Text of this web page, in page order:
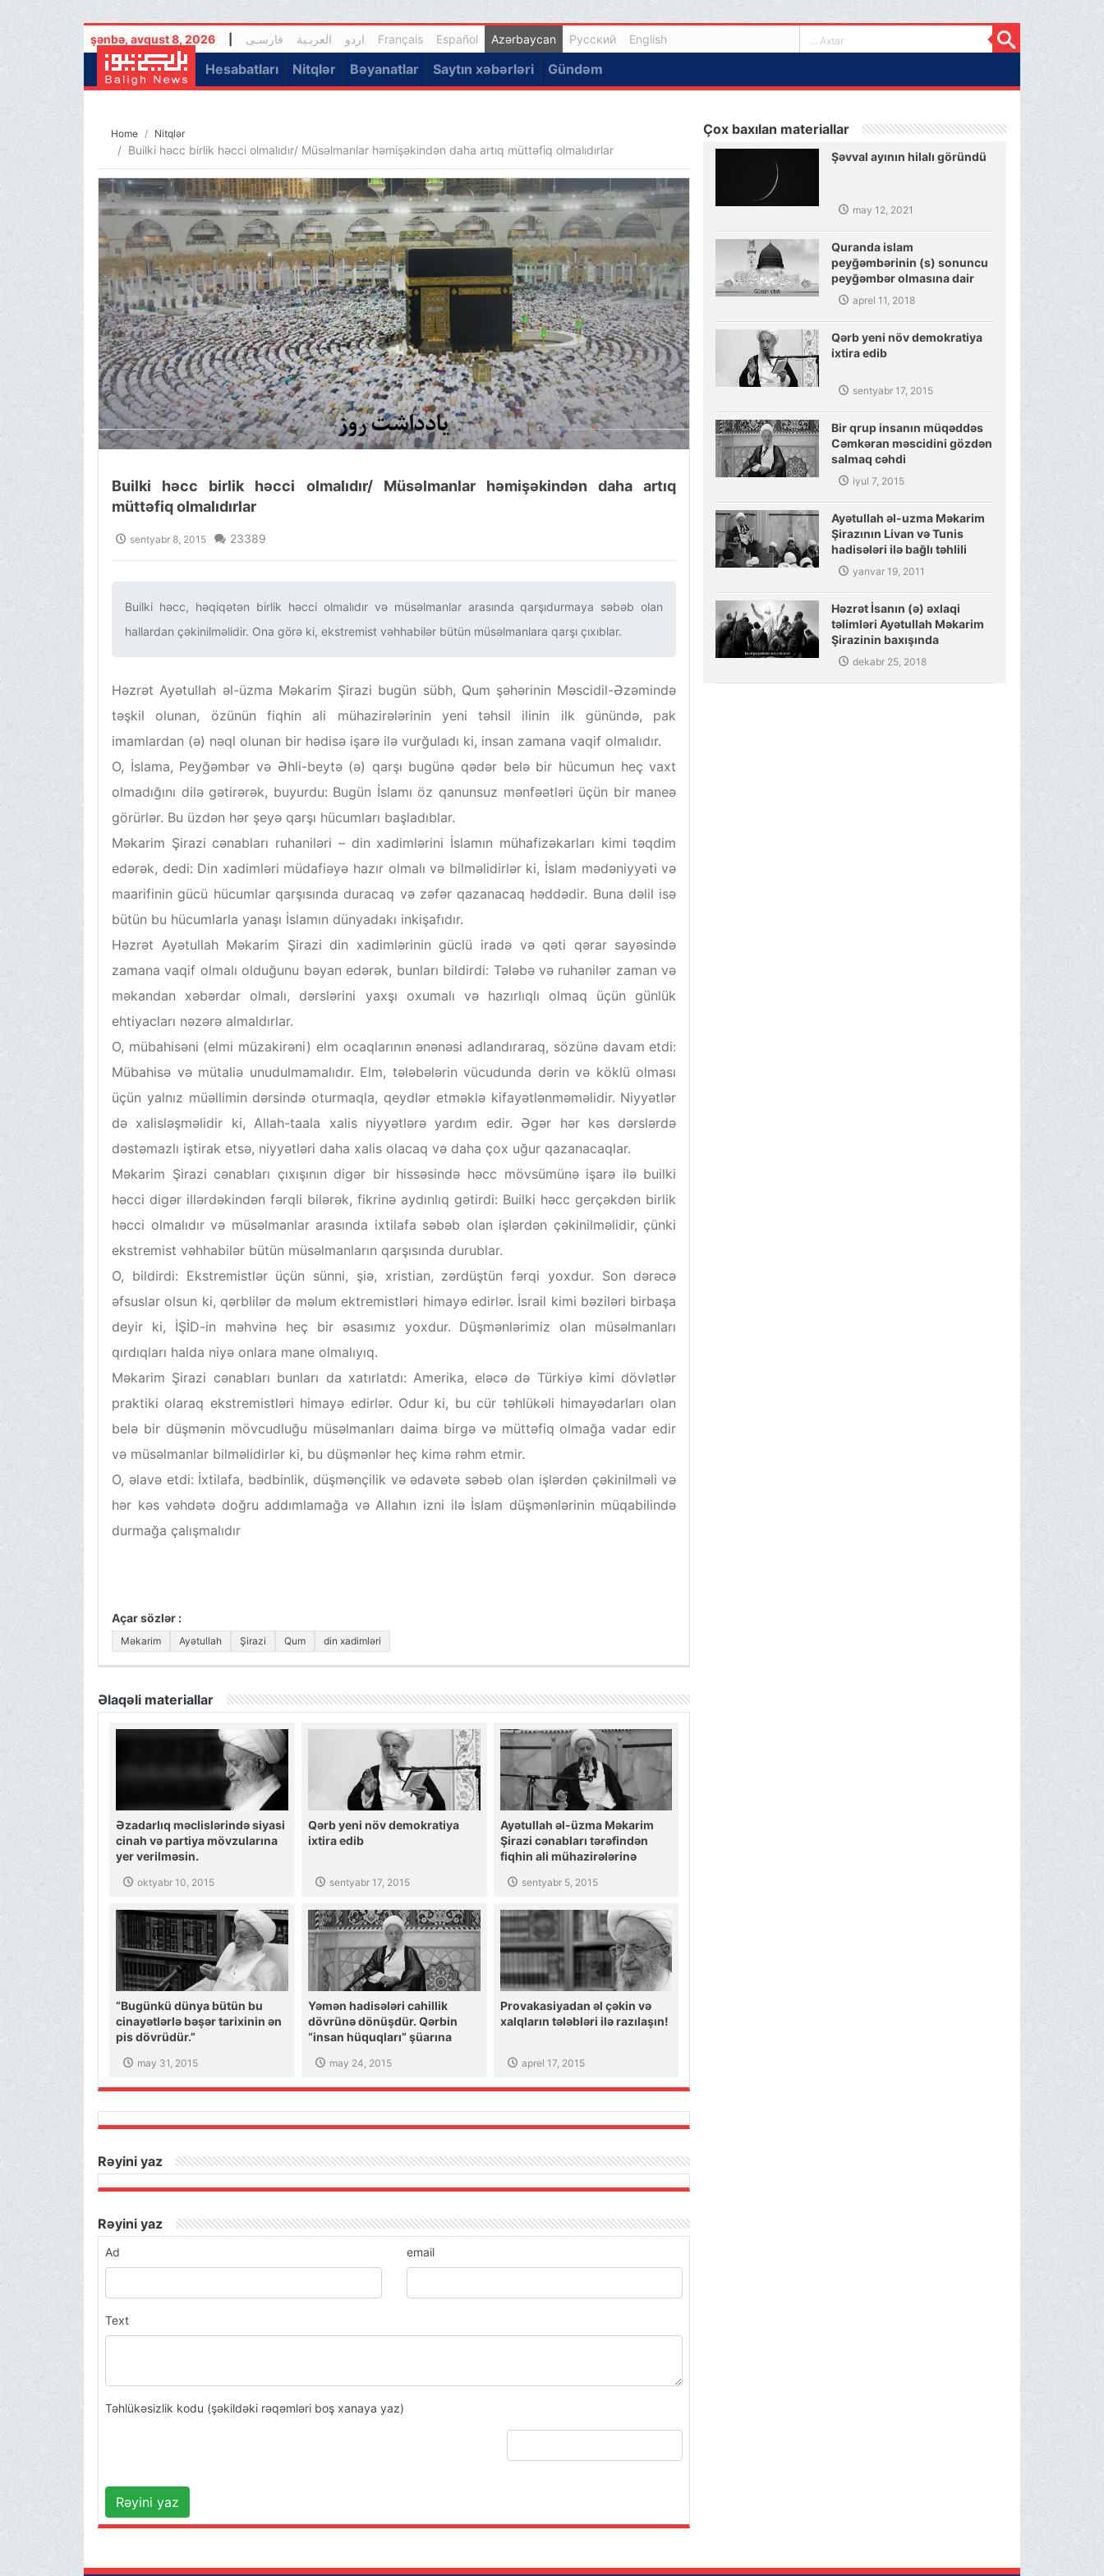
şənbə, avqust 8, 2026 فارسـی (current)
العربـیة اردو Français Español Azərbaycan Русский English
Hesabatları Nitqlər Bəyanatlar Saytın xəbərləri Gündəm
Home Nitqlər
Builki həcc birlik həcci olmalıdır/ Müsəlmanlar həmişəkindən daha artıq müttəfiq olmalıdırlar
Builki həcc birlik həcci olmalıdır/ Müsəlmanlar həmişəkindən daha artıq
müttəfiq olmalıdırlar
sentyabr 8, 2015 23389
Builki həcc, həqiqətən birlik həcci olmalıdır və müsəlmanlar arasında qarşıdurmaya səbəb olan
hallardan çəkinilməlidir. Ona görə ki, ekstremist vəhhabilər bütün müsəlmanlara qarşı çıxıblar.‌ ‌
Həzrət Ayətullah əl-üzma Məkarim Şirazi bugün sübh, Qum şəhərinin Məscidil-Əzəmində
təşkil olunan, özünün fiqhin ali mühazirələrinin yeni təhsil ilinin ilk günündə, pak
imamlardan (ə) nəql olunan bir hədisə işarə ilə vurğuladı ki, insan zamana vaqif olmalıdır.
O, İslama, Peyğəmbər və Əhli-beytə (ə) qarşı bugünə qədər belə bir hücumun heç vaxt
olmadığını dilə gətirərək, buyurdu: Bugün İslamı öz qanunsuz mənfəətləri üçün bir maneə
görürlər. Bu üzdən hər şeyə qarşı hücumları başladıblar.
Məkarim Şirazi cənabları ruhaniləri – din xadimlərini İslamın mühafizəkarları kimi təqdim
edərək, dedi: Din xadimləri müdafiəyə hazır olmalı və bilməlidirlər ki, İslam mədəniyyəti və
maarifinin gücü hücumlar qarşısında duracaq və zəfər qazanacaq həddədir. Buna dəlil isə
bütün bu hücumlarla yanaşı İslamın dünyadakı inkişafıdır.
Həzrət Ayətullah Məkarim Şirazi din xadimlərinin güclü iradə və qəti qərar sayəsində
zamana vaqif olmalı olduğunu bəyan edərək, bunları bildirdi: Tələbə və ruhanilər zaman və
məkandan xəbərdar olmalı, dərslərini yaxşı oxumalı və hazırlıqlı olmaq üçün günlük
ehtiyacları nəzərə almaldırlar.
O, mübahisəni (elmi müzakirəni) elm ocaqlarının ənənəsi adlandıraraq, sözünə davam etdi:
Mübahisə və mütaliə unudulmamalıdır. Elm, tələbələrin vücudunda dərin və köklü olması
üçün yalnız müəllimin dərsində oturmaqla, qeydlər etməklə kifayətlənməməlidir. Niyyətlər
də xalisləşməlidir ki, Allah-taala xalis niyyətlərə yardım edir. Əgər hər kəs dərslərdə
dəstəmazlı iştirak etsə, niyyətləri daha xalis olacaq və daha çox uğur qazanacaqlar.
Məkarim Şirazi cənabları çıxışının digər bir hissəsində həcc mövsümünə işarə ilə builki
həcci digər illərdəkindən fərqli bilərək, fikrinə aydınlıq gətirdi: Builki həcc gerçəkdən birlik
həcci olmalıdır və müsəlmanlar arasında ixtilafa səbəb olan işlərdən çəkinilməlidir, çünki
ekstremist vəhhabilər bütün müsəlmanların qarşısında durublar.
O, bildirdi: Ekstremistlər üçün sünni, şiə, xristian, zərdüştün fərqi yoxdur. Son dərəcə
əfsuslar olsun ki, qərblilər də məlum ektremistləri himayə edirlər. İsrail kimi bəziləri birbaşa
deyir ki, İŞİD-in məhvinə heç bir əsasımız yoxdur. Düşmənlərimiz olan müsəlmanları
qırdıqları halda niyə onlara mane olmalıyıq.
Məkarim Şirazi cənabları bunları da xatırlatdı: Amerika, eləcə də Türkiyə kimi dövlətlər
praktiki olaraq ekstremistləri himayə edirlər. Odur ki, bu cür təhlükəli himayədarları olan
belə bir düşmənin mövcudluğu müsəlmanları daima birgə və müttəfiq olmağa vadar edir
və müsəlmanlar bilməlidirlər ki, bu düşmənlər heç kimə rəhm etmir.
O, əlavə etdi: İxtilafa, bədbinlik, düşmənçilik və ədavətə səbəb olan işlərdən çəkinilməli və
hər kəs vəhdətə doğru addımlamağa və Allahın izni ilə İslam düşmənlərinin müqabilində
durmağa çalışmalıdır
Açar sözlər :
Məkarim Ayətullah Şirazi Qum din xadimləri
Əlaqəli materiallar
Əzadarlıq məclislərində siyasi
cinah və partiya mövzularına
yer verilməsin.
oktyabr 10, 2015
Qərb yeni növ demokratiya
ixtira edib
sentyabr 17, 2015
Ayətullah əl-üzma Məkarim
Şirazi cənabları tərəfindən
fiqhin ali mühazirələrinə
sentyabr 5, 2015
“Bugünkü dünya bütün bu
cinayətlərlə bəşər tarixinin ən
pis dövrüdür.”
may 31, 2015
Yəmən hadisələri cahillik
dövrünə dönüşdür. Qərbin
“insan hüquqları” şüarına
may 24, 2015
Provakasiyadan əl çəkin və
xalqların tələbləri ilə razılaşın!
aprel 17, 2015
Rəyini yaz
Rəyini yaz
Ad email
Text
Təhlükəsizlik kodu (şəkildəki rəqəmləri boş xanaya yaz)
Rəyini yaz
Çox baxılan materiallar
Şəvval ayının hilalı göründü
may 12, 2021
Quranda islam
peyğəmbərinin (s) sonuncu
peyğəmbər olmasına dair
sübutlar
aprel 11, 2018
Qərb yeni növ demokratiya
ixtira edib
sentyabr 17, 2015
Bir qrup insanın müqəddəs
Cəmkəran məscidini gözdən
salmaq cəhdi
iyul 7, 2015
Ayətullah əl-uzma Məkarim
Şirazının Livan və Tunis
hadisələri ilə bağlı təhlili
yanvar 19, 2011
Həzrət İsanın (ə) əxlaqi
təlimləri Ayətullah Məkarim
Şirazinin baxışında
dekabr 25, 2018